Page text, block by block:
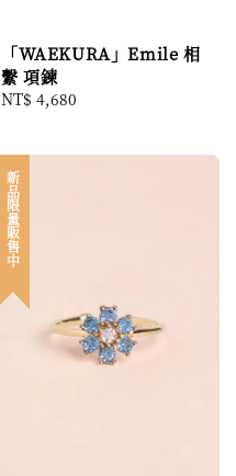
「WAEKURA」Emile 相
繫 項鍊
Regular
NT$ 4,680
新品限量販售中